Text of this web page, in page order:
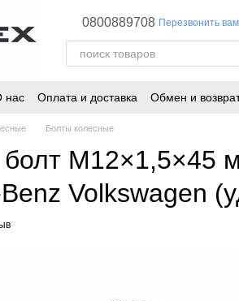
0800889708 Перезвонить
нас Оплата и доставка Обмен и
Болты колесные
M12×1,5×45
Volkswagen